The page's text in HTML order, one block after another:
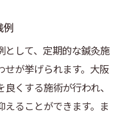
例
として、定期的な鍼灸施
が挙げられます。大阪
くする施術が行われ、
ることができます。ま